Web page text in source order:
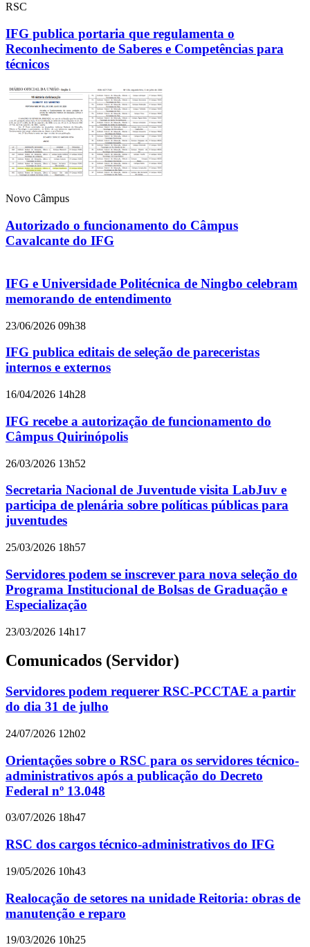
RSC
IFG publica portaria que regulamenta o
Reconhecimento de Saberes e Competências para
técnicos
Novo Câmpus
Autorizado o funcionamento do Câmpus
Cavalcante do IFG
IFG e Universidade Politécnica de Ningbo celebram
memorando de entendimento
23/06/2026 09h38
IFG publica editais de seleção de pareceristas
internos e externos
16/04/2026 14h28
IFG recebe a autorização de funcionamento do
Câmpus Quirinópolis
26/03/2026 13h52
Secretaria Nacional de Juventude visita LabJuv e
participa de plenária sobre políticas públicas para
juventudes
25/03/2026 18h57
Servidores podem se inscrever para nova seleção do
Programa Institucional de Bolsas de Graduação e
Especialização
23/03/2026 14h17
Comunicados (Servidor)
Servidores podem requerer RSC-PCCTAE a partir
do dia 31 de julho
24/07/2026 12h02
Orientações sobre o RSC para os servidores técnico-
administrativos após a publicação do Decreto
Federal nº 13.048
03/07/2026 18h47
RSC dos cargos técnico-administrativos do IFG
19/05/2026 10h43
Realocação de setores na unidade Reitoria: obras de
manutenção e reparo
19/03/2026 10h25